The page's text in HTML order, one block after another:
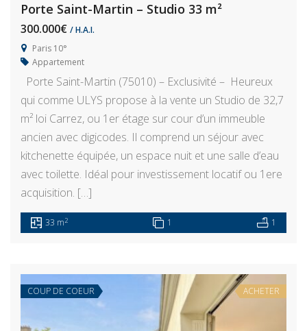
Porte Saint-Martin – Studio 33 m²
300.000€ / H.A.I.
Paris 10°
Appartement
Porte Saint-Martin (75010) – Exclusivité – Heureux
qui comme ULYS propose à la vente un Studio de 32,7
m² loi Carrez, ou 1er étage sur cour d’un immeuble
ancien avec digicodes. Il comprend un séjour avec
kitchenette équipée, un espace nuit et une salle d’eau
avec toilette. Idéal pour investissement locatif ou 1ere
acquisition. […]
33 m2 1 1
COUP DE COEUR ACHETER